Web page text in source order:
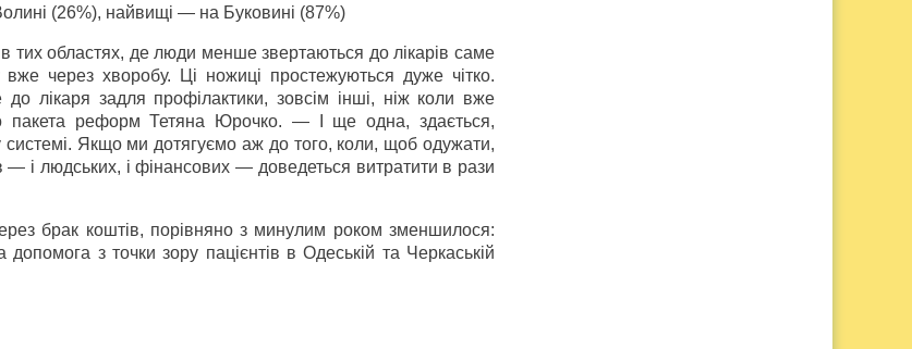
(26%), найвищі — на Буковині (87%)
тих областях, де люди менше звертаються до лікарів саме
через хворобу. Ці ножиці простежуються дуже чітко.
лікаря задля профілактики, зовсім інші, ніж коли вже
пакета реформ Тетяна Юрочко. — І ще одна, здається,
Якщо ми дотягуємо аж до того, коли, щоб одужати,
— і людських, і фінансових — доведеться витратити в рази
брак коштів, порівняно з минулим роком зменшилося:
з точки зору пацієнтів в Одеській та Черкаській